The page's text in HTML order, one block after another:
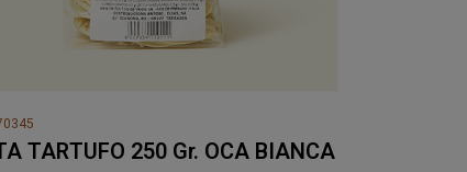
TARTUFO 250 Gr. OCA BIANCA